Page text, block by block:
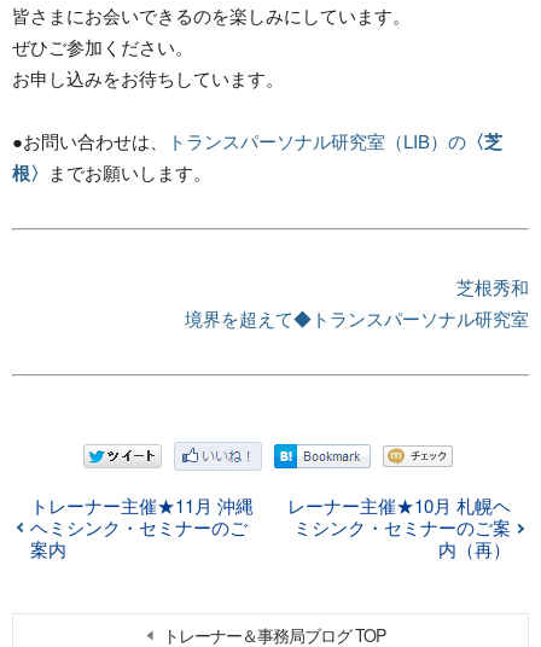
トレーナー＆事務局ブログ TOP
皆さまにお会いできるのを楽しみにしています。
ぜひご参加ください。
お申し込みをお待ちしています。
●お問い合わせは、 トランスパーソナル研究室（LIB）の 〈芝
根〉 までお願いします。
芝根秀和
境界を超えて◆トランスパーソナル研究室
トレーナー主催★11月 沖縄
ヘミシンク・セミナーのご
案内
レーナー主催★10月 札幌ヘ
ミシンク・セミナーのご案
内（再）